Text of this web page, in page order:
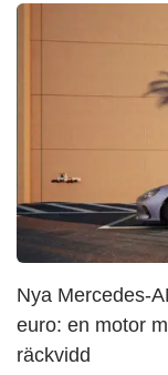
Nya Mercedes-
euro: en motor
räckvidd